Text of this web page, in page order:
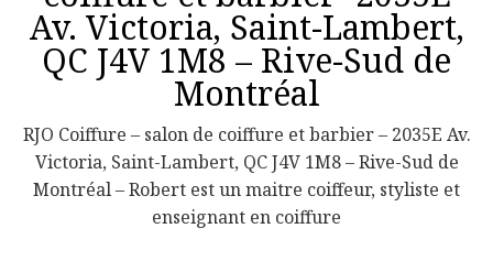
Av. Victoria, Saint-Lambert,
QC J4V 1M8 – Rive-Sud de
Montréal
RJO Coiffure – salon de coiffure et barbier – 2035E Av.
Victoria, Saint-Lambert, QC J4V 1M8 – Rive-Sud de
Montréal – Robert est un maitre coiffeur, styliste et
enseignant en coiffure